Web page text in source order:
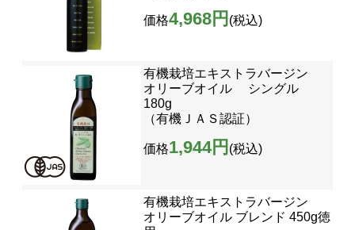
価格4,968円 (税込)
有機栽培エキストラバージン
オリーブオイル シングル
180g
（有機ＪＡＳ認証）
価格1,944円 (税込)
有機栽培エキストラバージン
オリーブオイル ブレンド 450g徳